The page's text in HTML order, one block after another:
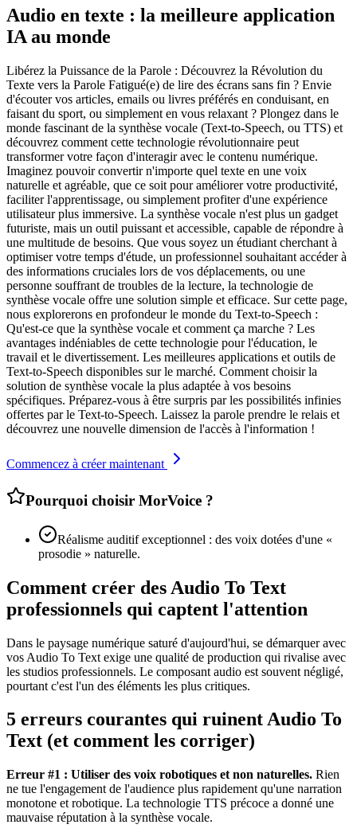
Audio en texte : la meilleure application
IA au monde
Libérez la Puissance de la Parole : Découvrez la Révolution du
Texte vers la Parole Fatigué(e) de lire des écrans sans fin ? Envie
d'écouter vos articles, emails ou livres préférés en conduisant, en
faisant du sport, ou simplement en vous relaxant ? Plongez dans le
monde fascinant de la synthèse vocale (Text-to-Speech, ou TTS) et
découvrez comment cette technologie révolutionnaire peut
transformer votre façon d'interagir avec le contenu numérique.
Imaginez pouvoir convertir n'importe quel texte en une voix
naturelle et agréable, que ce soit pour améliorer votre productivité,
faciliter l'apprentissage, ou simplement profiter d'une expérience
utilisateur plus immersive. La synthèse vocale n'est plus un gadget
futuriste, mais un outil puissant et accessible, capable de répondre à
une multitude de besoins. Que vous soyez un étudiant cherchant à
optimiser votre temps d'étude, un professionnel souhaitant accéder à
des informations cruciales lors de vos déplacements, ou une
personne souffrant de troubles de la lecture, la technologie de
synthèse vocale offre une solution simple et efficace. Sur cette page,
nous explorerons en profondeur le monde du Text-to-Speech :
Qu'est-ce que la synthèse vocale et comment ça marche ? Les
avantages indéniables de cette technologie pour l'éducation, le
travail et le divertissement. Les meilleures applications et outils de
Text-to-Speech disponibles sur le marché. Comment choisir la
solution de synthèse vocale la plus adaptée à vos besoins
spécifiques. Préparez-vous à être surpris par les possibilités infinies
offertes par le Text-to-Speech. Laissez la parole prendre le relais et
découvrez une nouvelle dimension de l'accès à l'information !
Commencez à créer maintenant
Pourquoi choisir MorVoice ?
Réalisme auditif exceptionnel : des voix dotées d'une «
prosodie » naturelle.
Comment créer des Audio To Text
professionnels qui captent l'attention
Dans le paysage numérique saturé d'aujourd'hui, se démarquer avec
vos Audio To Text exige une qualité de production qui rivalise avec
les studios professionnels. Le composant audio est souvent négligé,
pourtant c'est l'un des éléments les plus critiques.
5 erreurs courantes qui ruinent Audio To
Text (et comment les corriger)
Erreur #1 : Utiliser des voix robotiques et non naturelles. Rien
ne tue l'engagement de l'audience plus rapidement qu'une narration
monotone et robotique. La technologie TTS précoce a donné une
mauvaise réputation à la synthèse vocale.